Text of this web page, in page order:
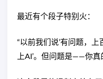
最近有个段子特别火：
“以前我们说’有问题，上
上AI’。但问题是——你